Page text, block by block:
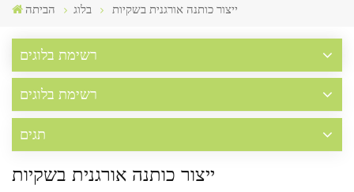
הביתה בלוג ייצור כותנה אורגנית בשקיות
רשימת בלוגים
רשימת בלוגים
תגים
ייצור כותנה אורגנית בשקיות